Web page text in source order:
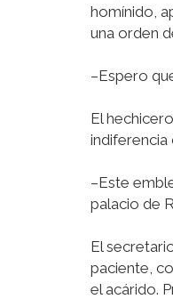
homínido,
una orden
–Espero
El
indiferencia
–Este
palacio de
El
paciente,
el acárido.